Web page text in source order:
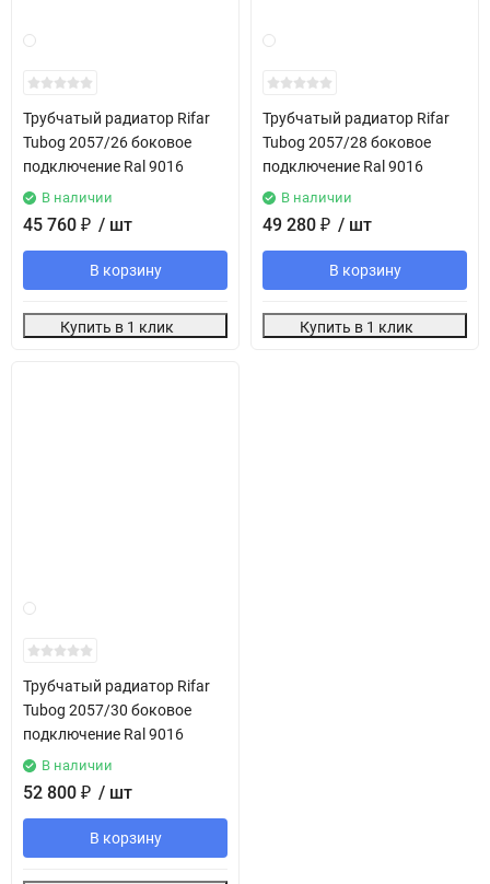
Трубчатый радиатор Rifar
Tubog 2057/26 боковое
подключение Ral 9016
В наличии
45 760 ₽ / шт
В корзину
Купить в 1 клик
Трубчатый радиатор Rifar
Tubog 2057/28 боковое
подключение Ral 9016
В наличии
49 280 ₽ / шт
В корзину
Купить в 1 клик
Трубчатый радиатор Rifar
Tubog 2057/30 боковое
подключение Ral 9016
В наличии
52 800 ₽ / шт
В корзину